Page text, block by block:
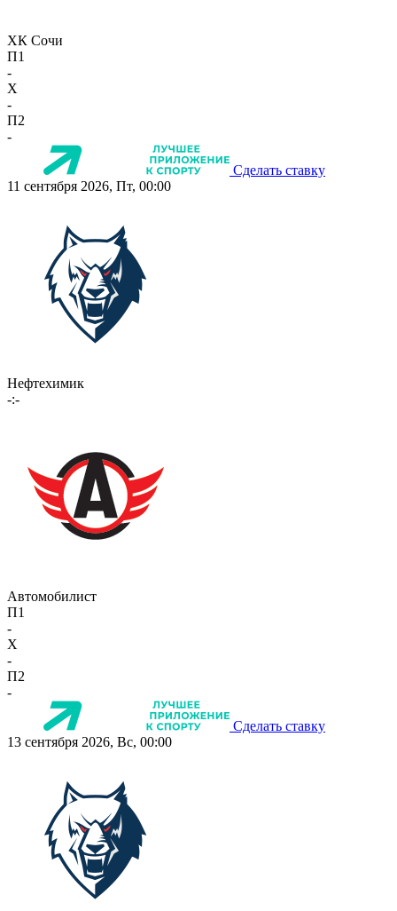
ХК Сочи
П1
-
X
-
П2
-
Сделать ставку
11 сентября 2026, Пт, 00:00
Нефтехимик
-:-
Автомобилист
П1
-
X
-
П2
-
Сделать ставку
13 сентября 2026, Вс, 00:00